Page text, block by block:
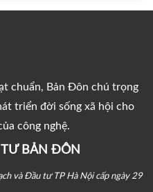
chuẩn, Bản Đôn chú trọng
triển đời sống xã hội cho
công nghệ.
BẢN ĐÔN
và Đầu tư TP Hà Nội cấp ngày 29